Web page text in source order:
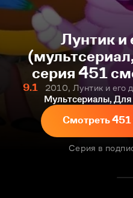
Лунтик и
серия 451
9.1
2010, Лунтик и его
Мультсериалы,
Смотреть 451
Серия в